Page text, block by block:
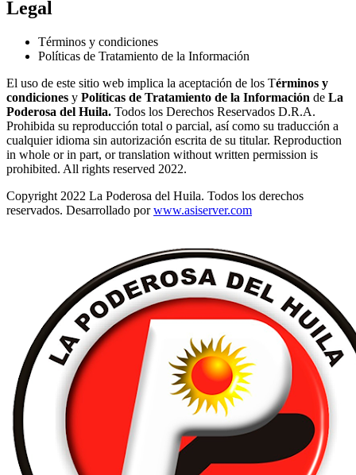
Legal
Términos y condiciones
Políticas de Tratamiento de la Información
El uso de este sitio web implica la aceptación de los Términos y
condiciones y Políticas de Tratamiento de la Información de La
Poderosa del Huila. Todos los Derechos Reservados D.R.A.
Prohibida su reproducción total o parcial, así como su traducción a
cualquier idioma sin autorización escrita de su titular. Reproduction
in whole or in part, or translation without written permission is
prohibited. All rights reserved 2022.
Copyright 2022 La Poderosa del Huila. Todos los derechos
reservados. Desarrollado porwww.asiserver.com